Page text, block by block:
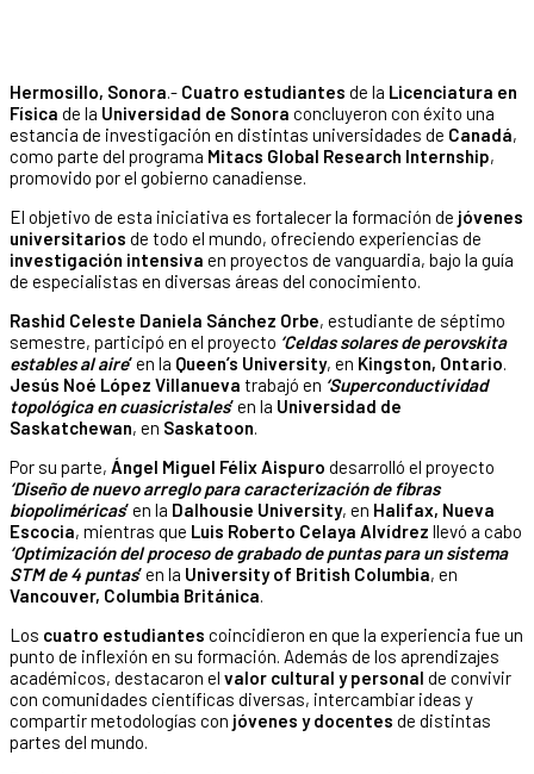
Hermosillo, Sonora.- Cuatro estudiantes de la Licenciatura en
Física de la Universidad de Sonora concluyeron con éxito una
estancia de investigación en distintas universidades de Canadá,
como parte del programa Mitacs Global Research Internship,
promovido por el gobierno canadiense.
El objetivo de esta iniciativa es fortalecer la formación de jóvenes
universitarios de todo el mundo, ofreciendo experiencias de
investigación intensiva en proyectos de vanguardia, bajo la guía
de especialistas en diversas áreas del conocimiento.
Rashid Celeste Daniela Sánchez Orbe, estudiante de séptimo
semestre, participó en el proyecto ‘Celdas solares de perovskita
estables al aire‘en la Queen’s University, en Kingston, Ontario.
Jesús Noé López Villanueva trabajó en ‘Superconductividad
topológica en cuasicristales‘en la Universidad de
Saskatchewan, en Saskatoon.
Por su parte, Ángel Miguel Félix Aispuro desarrolló el proyecto
‘Diseño de nuevo arreglo para caracterización de fibras
biopoliméricas‘en la Dalhousie University, en Halifax, Nueva
Escocia, mientras que Luis Roberto Celaya Alvídrez llevó a cabo
‘Optimización del proceso de grabado de puntas para un sistema
STM de 4 puntas‘en la University of British Columbia, en
Vancouver, Columbia Británica.
Los cuatro estudiantes coincidieron en que la experiencia fue un
punto de inflexión en su formación. Además de los aprendizajes
académicos, destacaron el valor cultural y personal de convivir
con comunidades científicas diversas, intercambiar ideas y
compartir metodologías con jóvenes y docentes de distintas
partes del mundo.